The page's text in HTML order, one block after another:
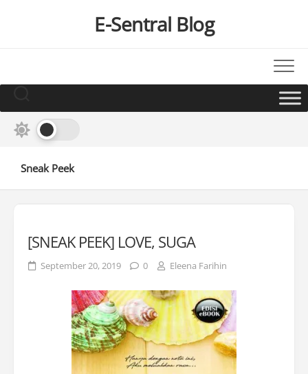
E-Sentral Blog
Sneak Peek
[SNEAK PEEK] LOVE, SUGA
September 20, 2019 0 Eleena Farihin